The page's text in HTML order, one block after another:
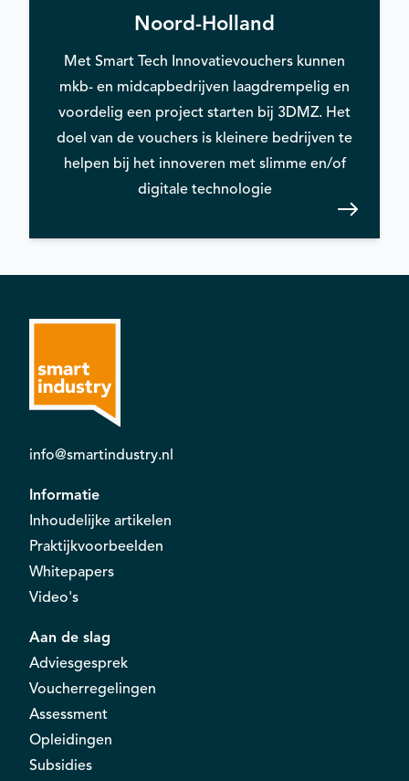
Noord-Holland
Met Smart Tech Innovatievouchers kunnen
mkb- en midcapbedrijven laagdrempelig en
voordelig een project starten bij 3DMZ. Het
doel van de vouchers is kleinere bedrijven te
helpen bij het innoveren met slimme en/of
digitale technologie
info@smartindustry.nl
Informatie
Inhoudelijke artikelen
Praktijkvoorbeelden
Whitepapers
Video's
Aan de slag
Adviesgesprek
Voucherregelingen
Assessment
Opleidingen
Subsidies